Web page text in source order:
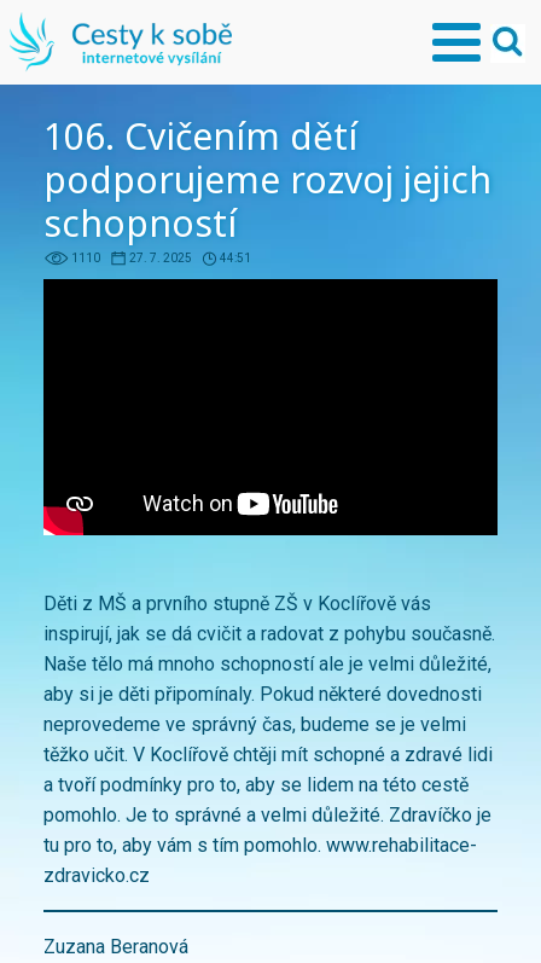
106. Cvičením dětí
podporujeme rozvoj jejich
schopností
1110 27. 7. 2025 44:51
Děti z MŠ a prvního stupně ZŠ v Koclířově vás
inspirují, jak se dá cvičit a radovat z pohybu současně.
Naše tělo má mnoho schopností ale je velmi důležité,
aby si je děti připomínaly. Pokud některé dovednosti
neprovedeme ve správný čas, budeme se je velmi
těžko učit. V Koclířově chtěji mít schopné a zdravé lidi
a tvoří podmínky pro to, aby se lidem na této cestě
pomohlo. Je to správné a velmi důležité. Zdravíčko je
tu pro to, aby vám s tím pomohlo. www.rehabilitace-
zdravicko.cz
Zuzana Beranová